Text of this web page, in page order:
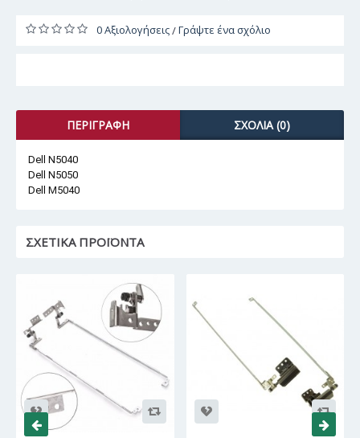
0 Αξιολογήσεις/Γράψτε ένα σχόλιο
ΠΕΡΙΓΡΑΦΉ ΣΧΌΛΙΑ (0)
Dell N5040
Dell N5050
Dell M5040
ΣΧΕΤΙΚΆ ΠΡΟΪΌΝΤΑ